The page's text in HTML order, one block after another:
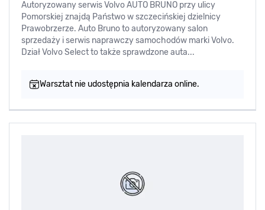
Autoryzowany serwis Volvo AUTO BRUNO przy ulicy
Pomorskiej znajdą Państwo w szczecińskiej dzielnicy
Prawobrzerze. Auto Bruno to autoryzowany salon
sprzedaży i serwis naprawczy samochodów marki Volvo.
Dział Volvo Select to także sprawdzone auta...
Warsztat nie udostępnia kalendarza online.